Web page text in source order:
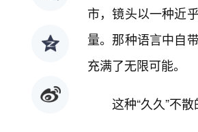
市，镜头以一种近
量。那种语言中自
充满了无限可能。
这种“久久”不